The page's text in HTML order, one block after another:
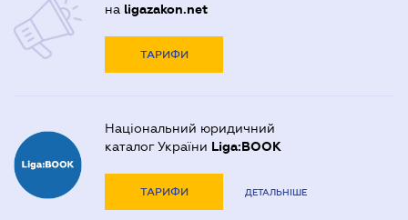
на ligazakon.net
ТАРИФИ
Національний юридичний
каталог України Liga:BOOK
ТАРИФИ ДЕТАЛЬНІШЕ